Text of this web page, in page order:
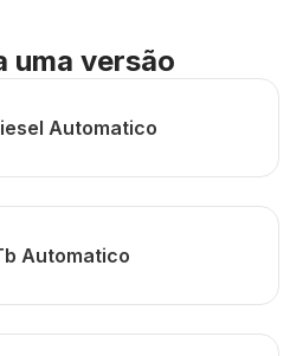
uma versão
Automatico
Automatico